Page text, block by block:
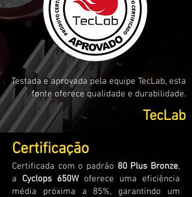
Testada e aprovada pela equipe TecLab, esta
fonte oferece qualidade e durabilidade.
TecLab
Certificação
Certificada com o padrão 80 Plus Bronze,
a Cyclops 650Woferece uma eficiência
média próxima a 85%, garantindo um